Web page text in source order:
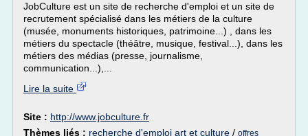
JobCulture est un site de recherche d'emploi et un site de
recrutement spécialisé dans les métiers de la culture
(musée, monuments historiques, patrimoine...) , dans les
métiers du spectacle (théâtre, musique, festival...), dans les
métiers des médias (presse, journalisme,
communication...),...
Lire la suite
Site : http://www.jobculture.fr
Thèmes liés : recherche d'emploi art et culture / offres